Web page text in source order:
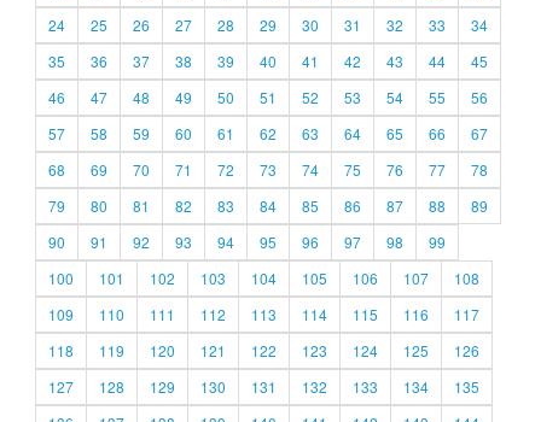
24
25 26 27 28 29 30 31 32 33
34
35
36 37 38 39 40 41 42 43 44
45
46
47 48 49 50 51 52 53 54 55
56
57
58 59 60 61 62 63 64 65 66
67
68
69 70 71 72 73 74 75 76 77
78
79
80 81 82 83 84 85 86 87 88
89
90
91 92 93 94 95 96 97 98
99
100
101 102 103 104 105 106 107
108
109
110 111 112 113 114 115 116
117
118
119 120 121 122 123 124 125
126
127
128 129 130 131 132 133 134
135